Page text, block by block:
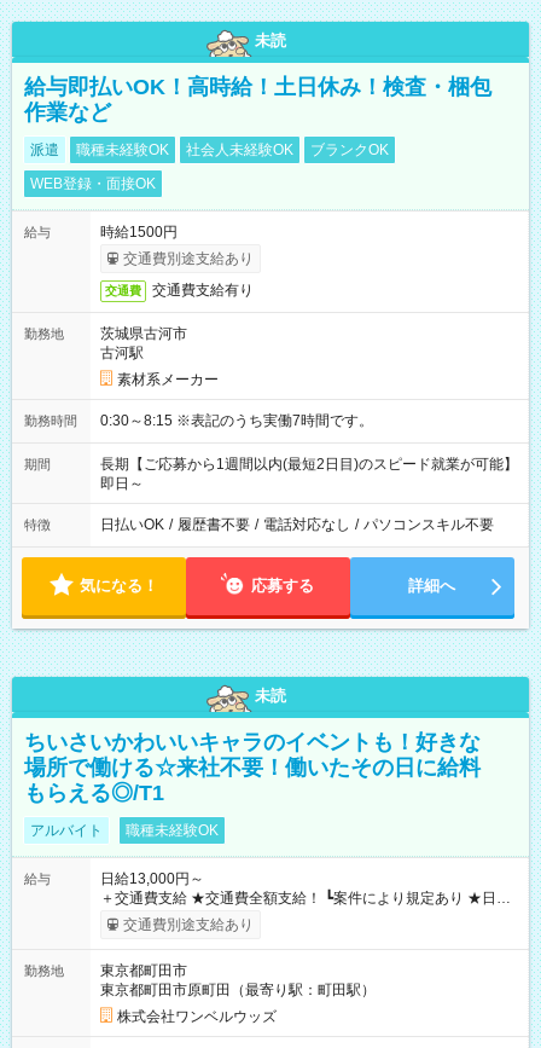
未読
給与即払いOK！高時給！土日休み！検査・梱包
作業など
派遣 職種未経験OK 社会人未経験OK
ブランクOK
WEB登録・面接OK
給与
時給1500円
交通費別途支給あり
交通費 交通費支給有り
勤務地
茨城県古河市
古河駅
素材系メーカー
勤務時間 0:30～8:15 ※表記のうち実働7時間です。
期間
長期【ご応募から1週間以内(最短2日目)のスピード就業が可能】
即日～
特徴 日払いOK / 履歴書不要 / 電話対応なし / パソコンスキル不要
気になる！ 応募する 詳細へ
未読
ちいさいかわいいキャラのイベントも！好きな
場所で働ける☆来社不要！働いたその日に給料
もらえる◎/T1
アルバイト 職種未経験OK
給与
日給13,000円～
＋交通費支給 ★交通費全額支給！ ┗案件により規定あり ★日払
いOK！（規定あり） ┗働いたその日に現金GET♪ お仕事後はコ
ンビニATMから 日払い分を引き落とせます！ 【試用期間】試
交通費別途支給あり
勤務地
東京都町田市
東京都町田市原町田（最寄り駅：町田駅）
株式会社ワンベルウッズ